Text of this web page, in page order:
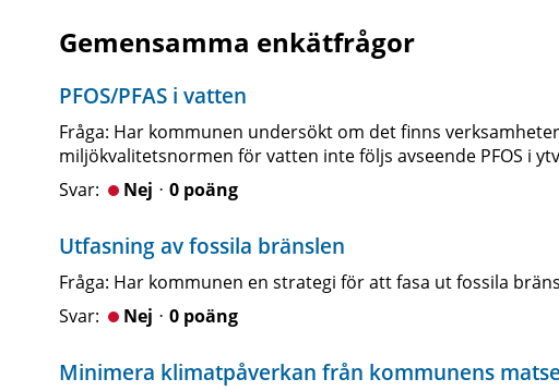
Gemensamma enkätfrågor
PFOS/PFAS i vatten
Fråga: Har kommunen undersökt om det finns
miljökvalitetsnormen för vatten inte följs avseende PFOS i
Nejᆞ0 poäng
Utfasning av fossila bränslen
Fråga: Har kommunen en strategi för att fasa ut fossila
Nejᆞ0 poäng
Minimera klimatpåverkan från kommunens